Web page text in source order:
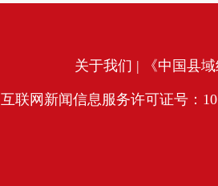
关于我们 | 《中国县
互联网新闻信息服务许可证号：